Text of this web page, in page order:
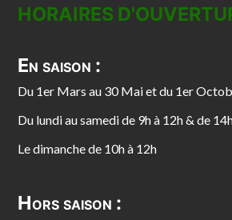
HORAIRES
En saison :
Du 1er Mars au 30 Mai et du 1er
Du lundi au samedi de 9h à 12h & de
Le dimanche de 10h à 12h
Hors saison :